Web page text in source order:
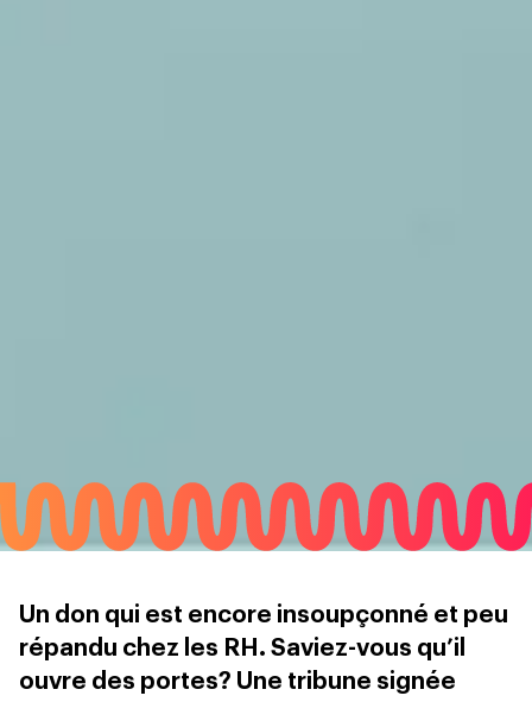
Un don qui est encore insoupçonné et peu
répandu chez les RH. Saviez-vous qu’il
ouvre des portes? Une tribune signée